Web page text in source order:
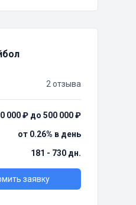
2 отзыва
000 ₽ до 500 000 ₽
от 0.26% в день
181 - 730 дн.
заявку